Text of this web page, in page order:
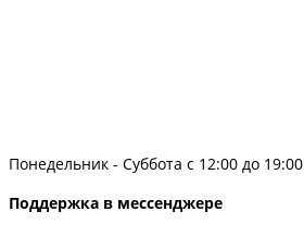
Понедельник - Суббота с 12:00 до 19:00
Поддержка в мессенджере